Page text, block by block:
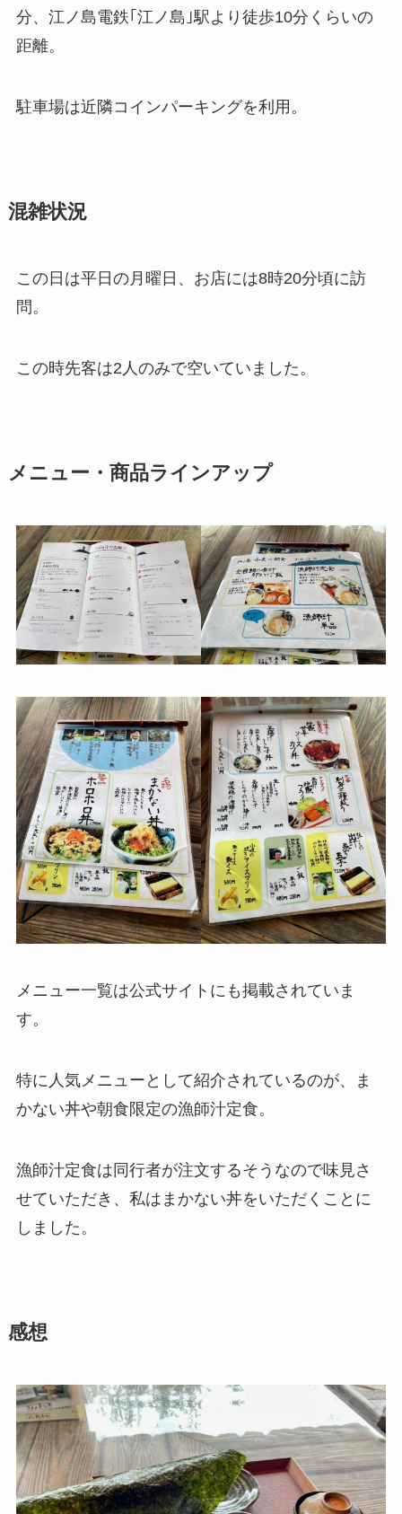
分、江ノ島電鉄｢江ノ島｣駅より徒歩10分くらいの
距離。
駐車場は近隣コインパーキングを利用。
混雑状況
この日は平日の月曜日、お店には8時20分頃に訪
問。
この時先客は2人のみで空いていました。
メニュー・商品ラインアップ
メニュー一覧は公式サイトにも掲載されていま
す。
特に人気メニューとして紹介されているのが、ま
かない丼や朝食限定の漁師汁定食。
漁師汁定食は同行者が注文するそうなので味見さ
せていただき、私はまかない丼をいただくことに
しました。
感想